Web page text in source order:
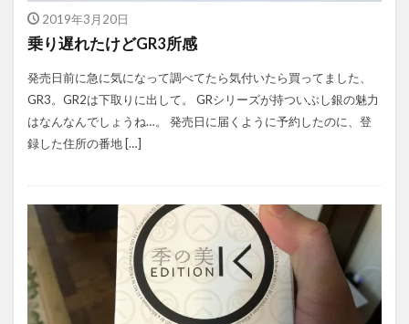
2019年3月20日
乗り遅れたけどGR3所感
発売日前に急に気になって調べてたら気付いたら買ってました、
GR3。GR2は下取りに出して。 GRシリーズが持ついぶし銀の魅力
はなんなんでしょうね…。 発売日に届くように予約したのに、登
録した住所の番地 […]